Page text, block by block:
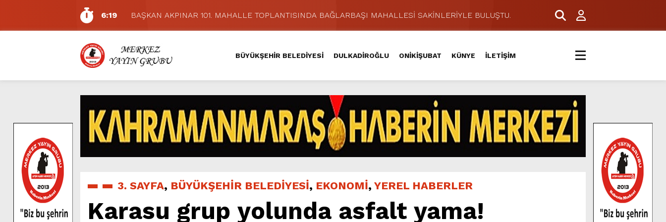
6:19
BAŞKAN AKPINAR 101. MAHALLE TOPLANTISINDA BAĞLARBAŞI MAHALLESİ SAKİNLERİYLE BULUŞTU.
6:17
Dulkadiroğlu Hacı Murat Caddesi’nde Büyük Dönüşüm Başladı.
11:14
Pazarcık’ta Yollar Büyükşehir’le Yenileniyor.
11:10
Büyükşehir, Dulkadiroğlu Kırsalında 45 Milyonluk Yol Yatırımını Tamamladı.
5:17
Uluslararası Bisiklet Yarışması’nda İkinci Etap Nefes Kesti.
5:15
Büyükşehir, Gazneliler Caddesi’nde Son Kat Asfalt Serimini Sürdürüyor.
6:54
Büyükşehir, Dulkadiroğlu Hacı Murat Caddesi’ni Asfalta Hazırlıyor.
6:53
Büyükşehir’den Dulkadiroğlu Kırsalına Değer Katan Yol Yatırımı.
6:50
Geleneksel Ağustos Fuarı’nda Eğlence ve Nostalji Bir Aradaydı.
7:01
Funda Arar, Cumartesi Günü KAFUM’da Sahne Alacak.
BÜYÜKŞEHİR BELEDİYESİ DULKADİROĞLU ONİKİŞUBAT KÜNYE İLETİŞİM
3. SAYFA, BÜYÜKŞEHİR BELEDİYESİ, EKONOMİ, YEREL HABERLER
Karasu grup yolunda asfalt yama!